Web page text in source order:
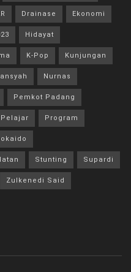
Drainase Ekonomi
Hidayat
K-Pop Kunjungan
Nurnas
Pemkot Padang
Program
Stunting Supardi
Zulkenedi Said